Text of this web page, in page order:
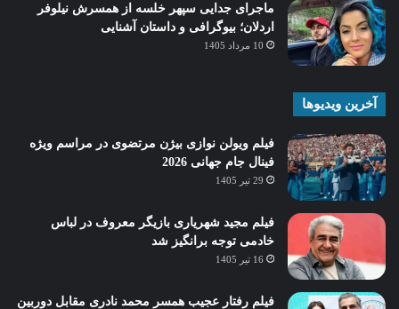
ماجرای جدایی سپهر خلسه از همسرش نیلوفر
اردلان؛ بیوگرافی و داستان آشنایی
10 مرداد 1405
آخرین ویدیوها
فیلم ویولن نوازی بیژن مرتضوی در مراسم ویژه
فینال جام جهانی 2026
29 تیر 1405
فیلم مجید شهریاری بازیگر معروف در لباس
خادمی توجه برانگیز شد
16 تیر 1405
فیلم رفتار عجیب همسر محمد نادری مقابل دوربین